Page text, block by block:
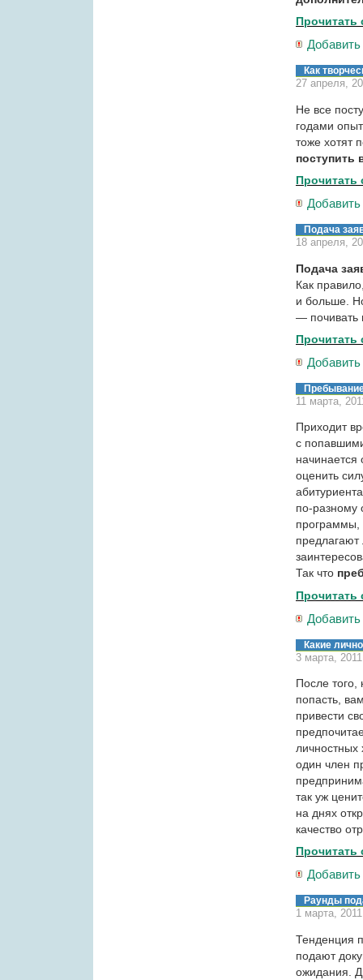
Прочитать
Как
27 апреля,
Не все
годами
тоже хотят
поступить
Прочитать
Подача
18 апреля,
Подача
Как
и больше.
— почивать
Прочитать
11 марта,
Приходит
с
оценить
по-разному
программы,
Так что
Прочитать
Какие
3 марта,
После того,
попасть,
привести
личностных
один член
так уж
на днях
качество
Прочитать
Раунды
1 марта,
Тенденция
подают
ожидания.